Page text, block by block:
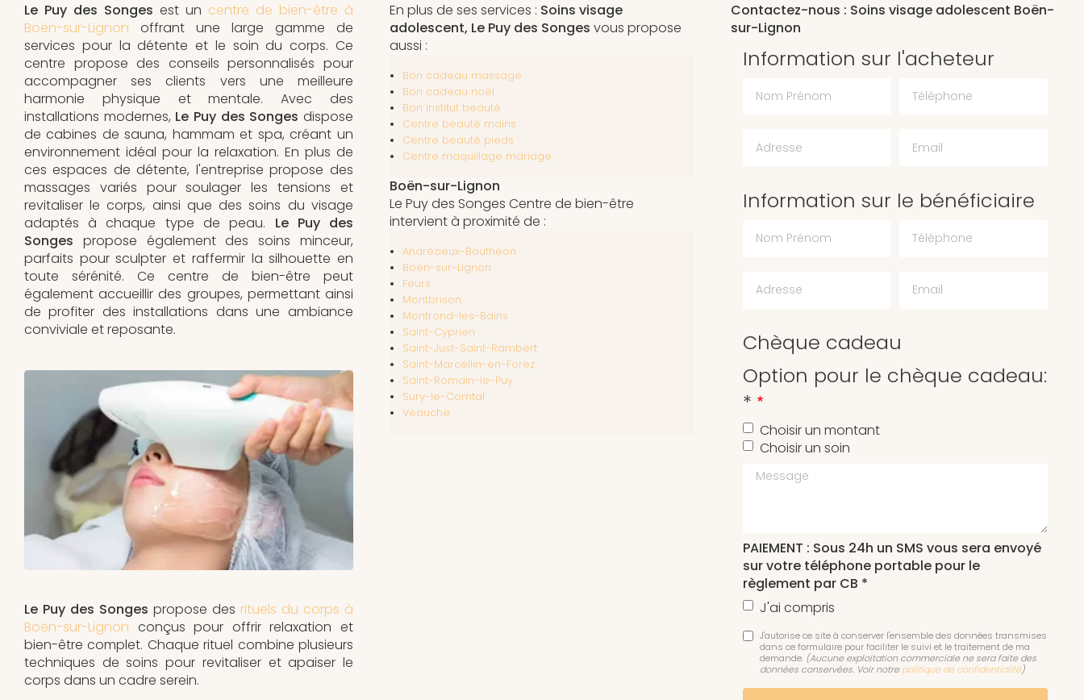
Le Puy des Songes est un centre de bien-être à
Boën-sur-Lignon offrant une large gamme de
services pour la détente et le soin du corps. Ce
centre propose des conseils personnalisés pour
accompagner ses clients vers une meilleure
harmonie physique et mentale. Avec des
installations modernes, Le Puy des Songes dispose
de cabines de sauna, hammam et spa, créant un
environnement idéal pour la relaxation. En plus de
ces espaces de détente, l'entreprise propose des
massages variés pour soulager les tensions et
revitaliser le corps, ainsi que des soins du visage
adaptés à chaque type de peau. Le Puy des
Songes propose également des soins minceur,
parfaits pour sculpter et raffermir la silhouette en
toute sérénité. Ce centre de bien-être peut
également accueillir des groupes, permettant ainsi
de profiter des installations dans une ambiance
conviviale et reposante.
Le Puy des Songes propose des rituels du corps à
Boën-sur-Lignon conçus pour offrir relaxation et
bien-être complet. Chaque rituel combine plusieurs
techniques de soins pour revitaliser et apaiser le
corps dans un cadre serein.
En plus de ses services : Soins visage
adolescent, Le Puy des Songes vous propose
aussi :
Bon cadeau massage
Bon cadeau noël
Bon institut beauté
Centre beauté mains
Centre beauté pieds
Centre maquillage mariage
Boën-sur-Lignon
Le Puy des Songes Centre de bien-être
intervient à proximité de :
Andrézieux-Bouthéon
Boën-sur-Lignon
Feurs
Montbrison
Montrond-les-Bains
Saint-Cyprien
Saint-Just-Saint-Rambert
Saint-Marcellin-en-Forez
Saint-Romain-le-Puy
Sury-le-Comtal
Veauche
Contactez-nous : Soins visage adolescent Boën-
sur-Lignon
Information sur l'acheteur
Information sur le bénéficiaire
Chèque cadeau
Option pour le chèque cadeau:
*
Choisir un montant
Choisir un soin
Message
PAIEMENT : Sous 24h un SMS vous sera envoyé
sur votre téléphone portable pour le
règlement par CB *
J'ai compris
J'autorise ce site à conserver l'ensemble des données transmises
dans ce formulaire pour faciliter le suivi et le traitement de ma
demande. (Aucune exploitation commerciale ne sera faite des
données conservées. Voir notre politique de confidentialité)